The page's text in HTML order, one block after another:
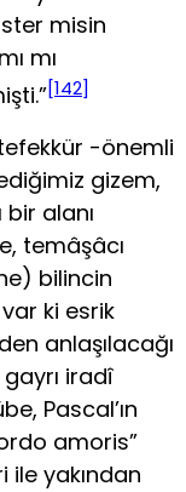
misin
mı
[142]
-önemli
gizem,
bir alanı
temâşâcı
bilincin
ki esrik
anlaşılacağı
iradî
Pascal’ın
amoris”
ile yakından